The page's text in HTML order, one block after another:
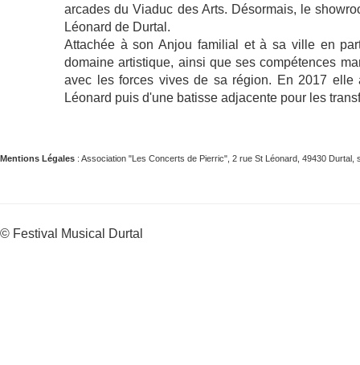
arcades du Viaduc des Arts. Désormais, le
Léonard de Durtal.
Attachée à son Anjou familial et à sa ville en
domaine artistique, ainsi que ses compétences
avec les forces vives de sa région. En 2017
Léonard puis d'une batisse adjacente pour les
Mentions Légales : Association "Les Concerts de Pierric", 2 rue St Léonard, 49430
© Festival Musical Durtal